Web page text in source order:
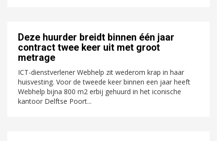
Deze huurder breidt binnen één jaar
contract twee keer uit met groot
metrage
ICT-dienstverlener Webhelp zit wederom krap in haar
huisvesting. Voor de tweede keer binnen een jaar heeft
Webhelp bijna 800 m2 erbij gehuurd in het iconische
kantoor Delftse Poort...